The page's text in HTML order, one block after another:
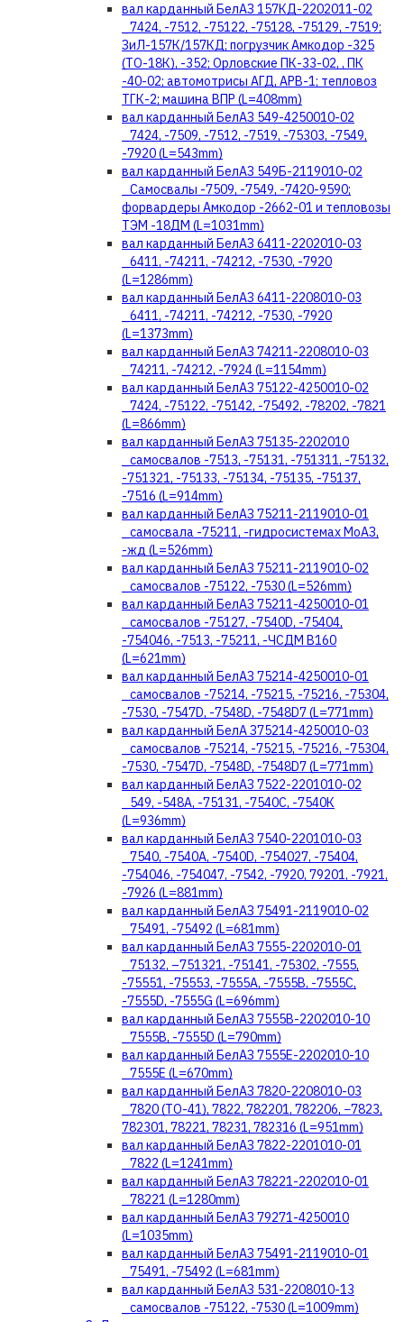
вал карданный БелАЗ 157КД-2202011-02
_7424, -7512, -75122, -75128, -75129, -7519;
ЗиЛ-157К/157КД; погрузчик Амкодор -325
(ТО-18К), -352; Орловские ПК-33-02, , ПК
-40-02; автомотрисы АГД, АРВ-1; тепловоз
ТГК-2; машина ВПР (L=408mm)
вал карданный БелАЗ 549-4250010-02
_7424, -7509, -7512, -7519, -75303, -7549,
-7920 (L=543mm)
вал карданный БелАЗ 549Б-2119010-02
_Самосвалы -7509, -7549, -7420-9590;
форвардеры Амкодор -2662-01 и тепловозы
ТЭМ -18ДМ (L=1031mm)
вал карданный БелАЗ 6411-2202010-03
_6411, -74211, -74212, -7530, -7920
(L=1286mm)
вал карданный БелАЗ 6411-2208010-03
_6411, -74211, -74212, -7530, -7920
(L=1373mm)
вал карданный БелАЗ 74211-2208010-03
_74211, -74212, -7924 (L=1154mm)
вал карданный БелАЗ 75122-4250010-02
_7424, -75122, -75142, -75492, -78202, -7821
(L=866mm)
вал карданный БелАЗ 75135-2202010
_самосвалов -7513, -75131, -751311, -75132,
-751321, -75133, -75134, -75135, -75137,
-7516 (L=914mm)
вал карданный БелАЗ 75211-2119010-01
_самосвала -75211, -гидросистемах МоАЗ,
-жд (L=526mm)
вал карданный БелАЗ 75211-2119010-02
_самосвалов -75122, -7530 (L=526mm)
вал карданный БелАЗ 75211-4250010-01
_самосвалов -75127, -7540D, -75404,
-754046, -7513, -75211, -ЧСДМ В160
(L=621mm)
вал карданный БелАЗ 75214-4250010-01
_самосвалов -75214, -75215, -75216, -75304,
-7530, -7547D, -7548D, -7548D7 (L=771mm)
вал карданный БелА З75214-4250010-03
_самосвалов -75214, -75215, -75216, -75304,
-7530, -7547D, -7548D, -7548D7 (L=771mm)
вал карданный БелАЗ 7522-2201010-02
_549, -548А, -75131, -7540С, -7540К
(L=936mm)
вал карданный БелАЗ 7540-2201010-03
_7540, -7540А, -7540D, -754027, -75404,
-754046, -754047, -7542, -7920, 79201, -7921,
-7926 (L=881mm)
вал карданный БелАЗ 75491-2119010-02
_75491, -75492 (L=681mm)
вал карданный БелАЗ 7555-2202010-01
_75132, –751321, -75141, -75302, -7555,
-75551, -75553, -7555А, -7555В, -7555С,
-7555D, -7555G (L=696mm)
вал карданный БелАЗ 7555В-2202010-10
_7555В, -7555D (L=790mm)
вал карданный БелАЗ 7555Е-2202010-10
_7555Е (L=670mm)
вал карданный БелАЗ 7820-2208010-03
_7820 (ТО-41), 7822, 782201, 782206, −7823,
782301, 78221, 78231, 782316 (L=951mm)
вал карданный БелАЗ 7822-2201010-01
_7822 (L=1241mm)
вал карданный БелАЗ 78221-2202010-01
_78221 (L=1280mm)
вал карданный БелАЗ 79271-4250010
(L=1035mm)
вал карданный БелАЗ 75491-2119010-01
_75491, -75492 (L=681mm)
вал карданный БелАЗ 531-2208010-13
_самосвалов -75122, -7530 (L=1009mm)